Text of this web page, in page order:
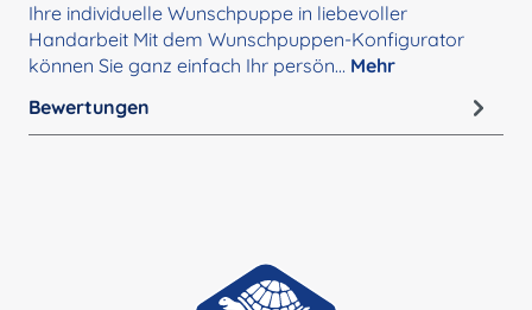
Ihre individuelle Wunschpuppe in liebevoller
Handarbeit Mit dem Wunschpuppen-Konfigurator
können Sie ganz einfach Ihr persön… Mehr
Bewertungen